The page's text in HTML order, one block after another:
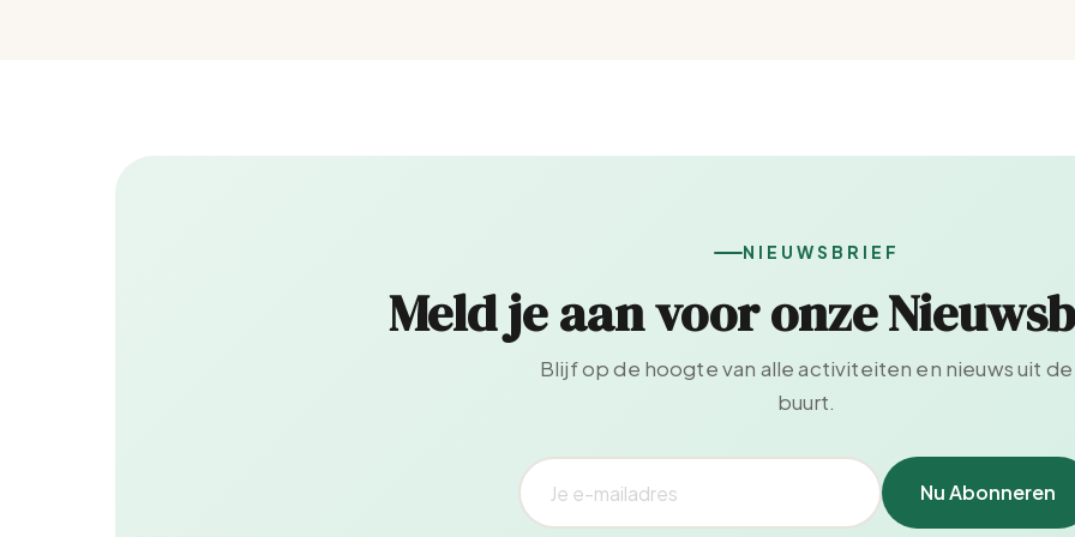
NIEUWSBRIEF
Meld je aan voor onze
Blijf op de hoogte van alle activiteiten en nieuws uit de
buurt.
Nu Abonneren